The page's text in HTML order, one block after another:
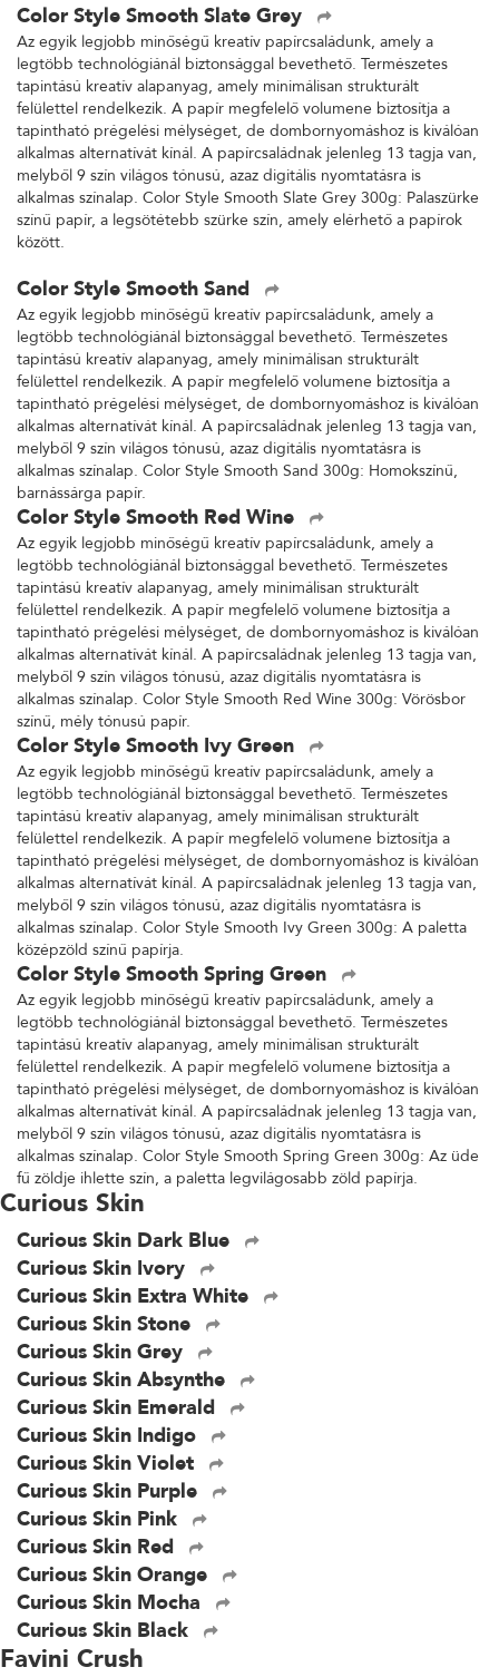
Color Style Smooth Slate Grey
Az egyik legjobb minőségű kreatív papírcsaládunk, amely a
legtöbb technológiánál biztonsággal bevethető. Természetes
tapintású kreatív alapanyag, amely minimálisan strukturált
felülettel rendelkezik. A papír megfelelő volumene biztosítja a
tapintható prégelési mélységet, de dombornyomáshoz is kiválóan
alkalmas alternatívát kínál. A papírcsaládnak jelenleg 13 tagja van,
melyből 9 szín világos tónusú, azaz digitális nyomtatásra is
alkalmas színalap. Color Style Smooth Slate Grey 300g: Palaszürke
színű papír, a legsötétebb szürke szín, amely elérhető a papírok
között.
Color Style Smooth Sand
Az egyik legjobb minőségű kreatív papírcsaládunk, amely a
legtöbb technológiánál biztonsággal bevethető. Természetes
tapintású kreatív alapanyag, amely minimálisan strukturált
felülettel rendelkezik. A papír megfelelő volumene biztosítja a
tapintható prégelési mélységet, de dombornyomáshoz is kiválóan
alkalmas alternatívát kínál. A papírcsaládnak jelenleg 13 tagja van,
melyből 9 szín világos tónusú, azaz digitális nyomtatásra is
alkalmas színalap. Color Style Smooth Sand 300g: Homokszínű,
barnássárga papír.
Color Style Smooth Red Wine
Az egyik legjobb minőségű kreatív papírcsaládunk, amely a
legtöbb technológiánál biztonsággal bevethető. Természetes
tapintású kreatív alapanyag, amely minimálisan strukturált
felülettel rendelkezik. A papír megfelelő volumene biztosítja a
tapintható prégelési mélységet, de dombornyomáshoz is kiválóan
alkalmas alternatívát kínál. A papírcsaládnak jelenleg 13 tagja van,
melyből 9 szín világos tónusú, azaz digitális nyomtatásra is
alkalmas színalap. Color Style Smooth Red Wine 300g: Vörösbor
színű, mély tónusú papír.
Color Style Smooth Ivy Green
Az egyik legjobb minőségű kreatív papírcsaládunk, amely a
legtöbb technológiánál biztonsággal bevethető. Természetes
tapintású kreatív alapanyag, amely minimálisan strukturált
felülettel rendelkezik. A papír megfelelő volumene biztosítja a
tapintható prégelési mélységet, de dombornyomáshoz is kiválóan
alkalmas alternatívát kínál. A papírcsaládnak jelenleg 13 tagja van,
melyből 9 szín világos tónusú, azaz digitális nyomtatásra is
alkalmas színalap. Color Style Smooth Ivy Green 300g: A paletta
középzöld színű papírja.
Color Style Smooth Spring Green
Az egyik legjobb minőségű kreatív papírcsaládunk, amely a
legtöbb technológiánál biztonsággal bevethető. Természetes
tapintású kreatív alapanyag, amely minimálisan strukturált
felülettel rendelkezik. A papír megfelelő volumene biztosítja a
tapintható prégelési mélységet, de dombornyomáshoz is kiválóan
alkalmas alternatívát kínál. A papírcsaládnak jelenleg 13 tagja van,
melyből 9 szín világos tónusú, azaz digitális nyomtatásra is
alkalmas színalap. Color Style Smooth Spring Green 300g: Az üde
fű zöldje ihlette szín, a paletta legvilágosabb zöld papírja.
Curious Skin
Curious Skin Dark Blue
Curious Skin Ivory
Curious Skin Extra White
Curious Skin Stone
Curious Skin Grey
Curious Skin Absynthe
Curious Skin Emerald
Curious Skin Indigo
Curious Skin Violet
Curious Skin Purple
Curious Skin Pink
Curious Skin Red
Curious Skin Orange
Curious Skin Mocha
Curious Skin Black
Favini Crush